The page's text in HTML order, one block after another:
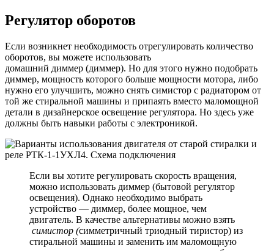
Регулятор оборотов
Если возникнет необходимость отрегулировать количество
оборотов, вы можете использовать
домашний диммер (диммер). Но для этого нужно подобрать
диммер, мощность которого больше мощности мотора, либо
нужно его улучшить, можно снять симистор с радиатором от
той же стиральной машины и припаять вместо маломощной
детали в дизайнерское освещение регулятора. Но здесь уже
должны быть навыки работы с электроникой.
Если вы хотите регулировать скорость вращения,
можно использовать диммер (бытовой регулятор
освещения). Однако необходимо выбрать
устройство — диммер, более мощное, чем
двигатель. В качестве альтернативы можно взять
симистор (симметричный триодный тиристор) из
стиральной машины и заменить им маломощную